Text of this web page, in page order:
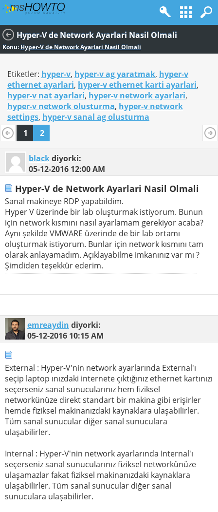
Hyper-V de Network Ayarlari Nasil Olmali
Konu: Hyper-V de Network Ayarlari Nasil Olmali
Etiketler: hyper-v, hyper-v ag yaratmak, hyper-v
ethernet ayarlari, hyper-v ethernet karti ayarlari,
hyper-v nat ayarlari, hyper-v network ayarlari,
hyper-v network olusturma, hyper-v network
settings, hyper-v sanal ag olusturma
1
2
blackdiyorki:
05-12-2016 12:00 AM
Hyper-V de Network Ayarlari Nasil Olmali
Sanal makineye RDP yapabildim.
Hyper V üzerinde bir lab oluşturmak istiyorum. Bunun
için network kısmını nasıl ayarlamam gerekiyor acaba?
Aynı şekilde VMWARE üzerinde de bir lab ortamı
oluşturmak istiyorum. Bunlar için network kısmını tam
olarak anlayamadım. Açıklayabilme imkanınız var mı ?
Şimdiden teşekkür ederim.
emreaydin diyorki:
05-12-2016 10:15 AM
External : Hyper-V'nin network ayarlarında External'ı
seçip laptop ınızdaki internete çıktığınız ethernet kartınızı
seçerseniz sanal sunucularınız hem fiziksel
networkünüze direkt standart bir makina gibi erişirler
hemde fiziksel makinanızdaki kaynaklara ulaşabilirler.
Tüm sanal sunucular diğer sanal sunuculara
ulaşabilirler.
Internal : Hyper-V'nin network ayarlarında Internal'ı
seçerseniz sanal sunucularınız fiziksel networkünüze
ulaşamazlar fakat fiziksel makinanızdaki kaynaklara
ulaşabilirler. Tüm sanal sunucular diğer sanal
sunuculara ulaşabilirler.